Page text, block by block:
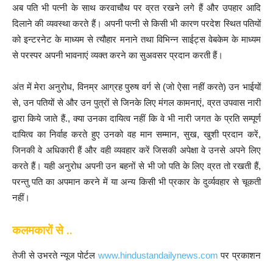
अब पति भी पत्नी के साथ करवाचौथ पर व्रत रखने लगे हैं और उपहार आदि
दिलाने की व्यवस्था करते हैं। अपनी पत्नी से किसी भी कारण परदेश स्थित पतियों
को इन्टरनेट के माध्यम से त्यौहार मनाने तथा विभिन्न साईट्स वेबकेम के माध्यम
से परस्पर अपनी भावनाएं व्यक्त करने का सुअवसर प्रदान करती हैं।
अंत में मेरा अनुरोध, विनम्र आग्रह पुरुष वर्ग से (जो ऐसा नहीं करते) उन भाईयों
से, उन पतियों से और उन पुत्रों से जिनके लिए मंगल कामनाएं, व्रत उपवास नारी
द्वारा किये जाते हैं., क्या उनका दायित्व नहीं कि वे भी नारी जगत के प्रति सम्पूर्ण
दायित्व का निर्वाह करते हुए उनको वह मान सम्मान, सुख, खुशी प्रदान करें,
जिनकी वे अधिकारी हैं और वही व्यवहार करें जिसकी अपेक्षा वे उनसे अपने लिए
करते हैं। यही अनुरोध अपनी उन बहनों से भी जो पति के लिए व्रत तो रखती हैं,
परन्तु पति का अपमान करने में या अन्य किसी भी प्रकार के दुर्व्यवहार से चूकती
नहीं।
कलमकारों से ..
तेजी से उभरते न्यूज पोर्टल www.hindustandailynews.com पर प्रकाशन